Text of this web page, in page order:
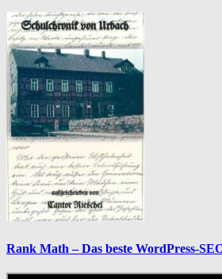
Rank Math – Das beste WordPress-